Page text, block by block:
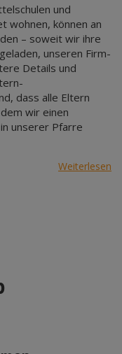
und
wohnen, können an
– soweit wir ihre
unseren Firm-
Details und
dass alle Eltern
wir einen
unserer Pfarre
Weiterlesen